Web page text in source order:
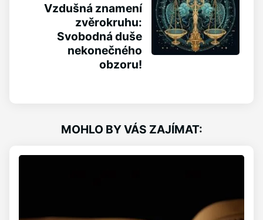
Vzdušná znamení
zvěrokruhu:
Svobodná duše
nekonečného
obzoru!
MOHLO BY VÁS ZAJÍMAT: